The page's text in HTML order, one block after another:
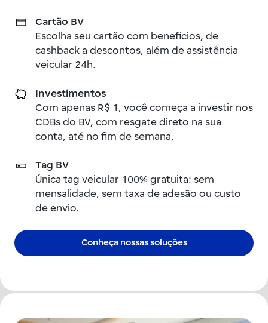
Cartão BV
Escolha seu cartão com benefícios, de
cashback a descontos, além de assistência
veicular 24h.
Investimentos
Com apenas R$ 1, você começa a investir nos
CDBs do BV, com resgate direto na sua
conta, até no fim de semana.
Tag BV
Única tag veicular 100% gratuita: sem
mensalidade, sem taxa de adesão ou custo
de envio.
Conheça nossas soluções